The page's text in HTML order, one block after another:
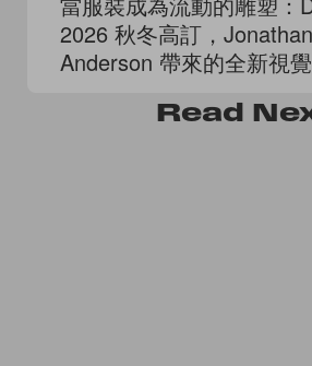
2026 秋冬高訂，Jonathan
Anderson 帶來的全新視
Read